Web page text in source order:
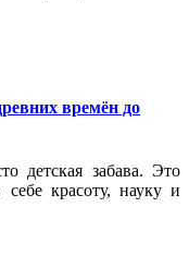
времён до
детская забава. Это
красоту, науку и